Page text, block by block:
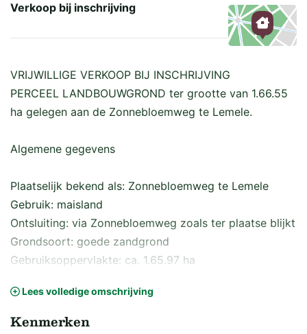
Verkoop bij inschrijving
VRIJWILLIGE VERKOOP BIJ INSCHRIJVING
PERCEEL LANDBOUWGROND ter grootte van 1.66.55
ha gelegen aan de Zonnebloemweg te Lemele.
Algemene gegevens
Plaatselijk bekend als: Zonnebloemweg te Lemele
Gebruik: maisland
Ontsluiting: via Zonnebloemweg zoals ter plaatse blijkt
Grondsoort: goede zandgrond
Gebruiksoppervlakte: ca. 1.65.97 ha
Afwatering: via sloten zoals ter plaatse blijkt
Jacht: n.v.t.
Lees volledige omschrijving
Kenmerken